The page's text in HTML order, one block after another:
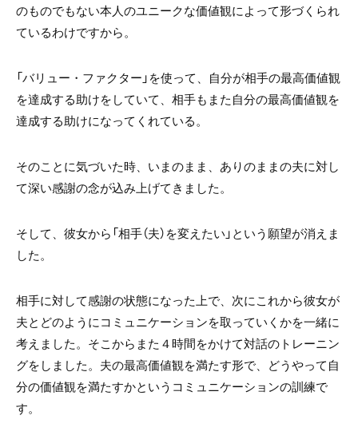
のものでもない本人のユニークな価値観によって形づくられ
ているわけですから。
「バリュー・ファクター」を使って、自分が相手の最高価値観
を達成する助けをしていて、相手もまた自分の最高価値観を
達成する助けになってくれている。
そのことに気づいた時、いまのまま、ありのままの夫に対し
て深い感謝の念が込み上げてきました。
そして、彼女から「相手（夫）を変えたい」という願望が消えま
した。
相手に対して感謝の状態になった上で、次にこれから彼女が
夫とどのようにコミュニケーションを取っていくかを一緒に
考えました。そこからまた４時間をかけて対話のトレーニン
グをしました。夫の最高価値観を満たす形で、どうやって自
分の価値観を満たすかというコミュニケーションの訓練で
す。